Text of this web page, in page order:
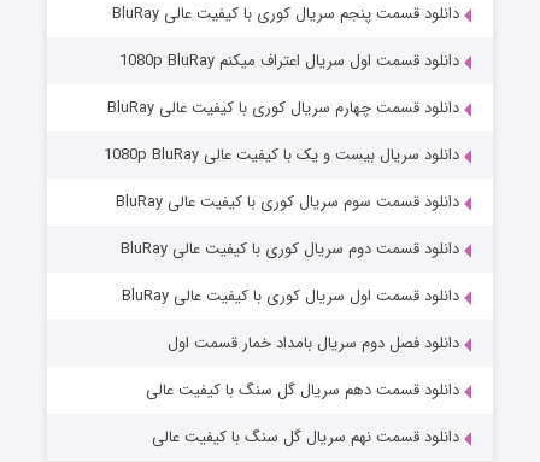
عملیات آپارتمان
قسمت۲ (زیرنویس) منتشر شد
دانلود قسمت پنجم سریال کوری با کیفیت عالی BluRay
دانلود قسمت اول سریال اعتراف میکنم 1080p BluRay
دانلود قسمت چهارم سریال کوری با کیفیت عالی BluRay
دانلود سریال بیست و یک با کیفیت عالی 1080p BluRay
دانلود قسمت سوم سریال کوری با کیفیت عالی BluRay
دانلود قسمت دوم سریال کوری با کیفیت عالی BluRay
دانلود قسمت اول سریال کوری با کیفیت عالی BluRay
دانلود فصل دوم سریال بامداد خمار قسمت اول
دانلود قسمت دهم سریال گل سنگ با کیفیت عالی
دانلود قسمت نهم سریال گل سنگ با کیفیت عالی